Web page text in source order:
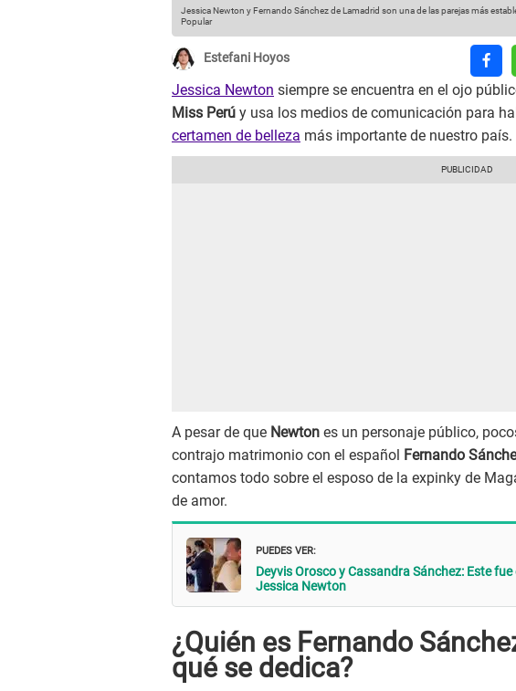
Jessica Newton y Fernando Sánchez de Lamadrid son una de las parejas más
Popular
Estefani Hoyos
Jessica Newton siempre se encuentra en el ojo
Miss Perú y usa los medios de comunicación para
certamen de belleza más importante de nuestro país.
A pesar de que Newton es un personaje público,
contrajo matrimonio con el español Fernando
contamos todo sobre el esposo de la expinky de
de amor.
PUEDES VER:
Deyvis Orosco y Cassandra Sánchez: Este
Jessica Newton
¿Quién es Fernando
qué se dedica?